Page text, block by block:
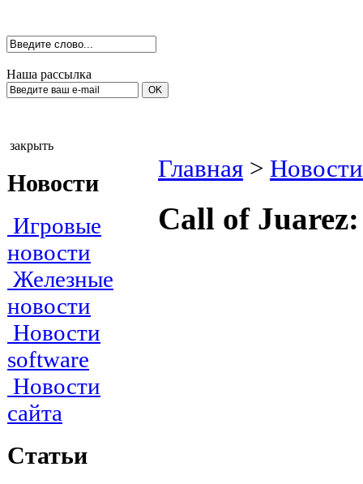
Наша рассылка
закрыть
Новости
Игровые
новости
Железные
новости
Новости
software
Новости
сайта
Статьи
Главная >
Call of